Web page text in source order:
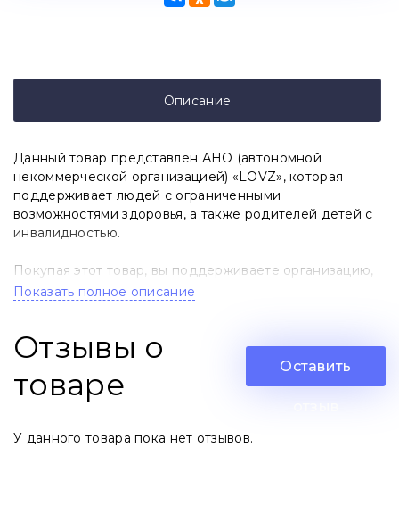
Описание
Данный товар представлен АНО (автономной
некоммерческой организацией) «LOVZ», которая
поддерживает людей с ограниченными
возможностями здоровья, а также родителей детей с
инвалидностью.
Покупая этот товар, вы поддерживаете организацию,
которая не только помогает особенным людям, но и
задачи.
Прибыль от продажи будет направлена
непосредственно в автономную некоммерческую
Показать полное описание
Отзывы о
товаре
Оставить
У данного товара пока нет отзывов.